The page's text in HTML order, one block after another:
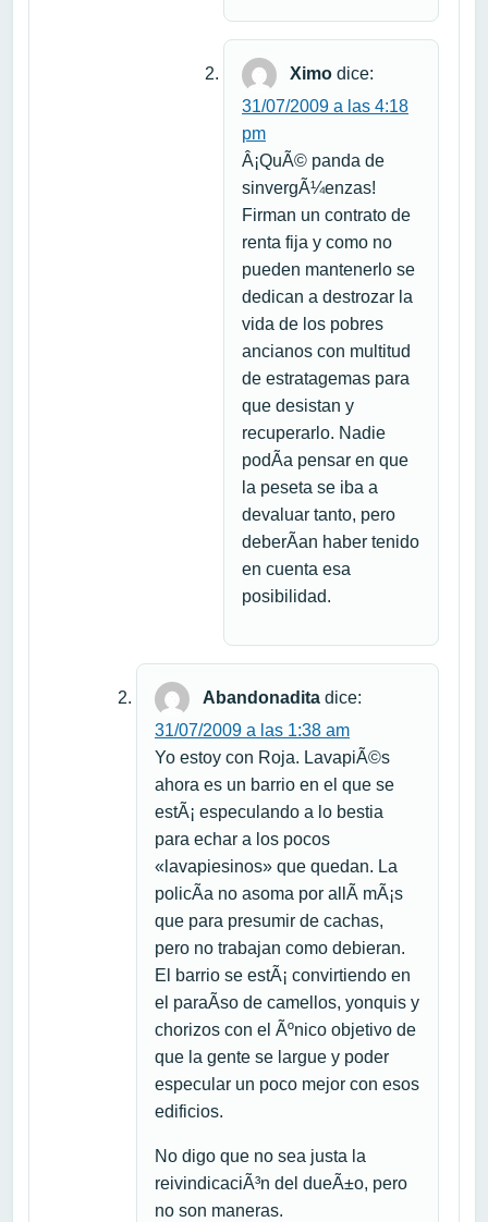
Ximo dice:
31/07/2009 a las 4:18
pm
Â¡QuÃ© panda de
sinvergÃ¼enzas!
Firman un contrato de
renta fija y como no
pueden mantenerlo se
dedican a destrozar la
vida de los pobres
ancianos con multitud
de estratagemas para
que desistan y
recuperarlo. Nadie
podÃ­a pensar en que
la peseta se iba a
devaluar tanto, pero
deberÃ­an haber tenido
en cuenta esa
posibilidad.
Abandonadita dice:
31/07/2009 a las 1:38 am
Yo estoy con Roja. LavapiÃ©s
ahora es un barrio en el que se
estÃ¡ especulando a lo bestia
para echar a los pocos
«lavapiesinos» que quedan. La
policÃ­a no asoma por allÃ­ mÃ¡s
que para presumir de cachas,
pero no trabajan como debieran.
El barrio se estÃ¡ convirtiendo en
el paraÃ­so de camellos, yonquis y
chorizos con el Ãºnico objetivo de
que la gente se largue y poder
especular un poco mejor con esos
edificios.
No digo que no sea justa la
reivindicaciÃ³n del dueÃ±o, pero
no son maneras.